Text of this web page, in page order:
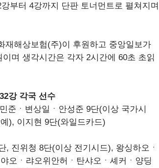
부터 4강까지 단판 토너먼트로 펼쳐지며
재해상보험(주)이 후원하고 중앙일보가
며 생각시간은 각자 2시간에 60초 초읽
강 각국 선수
준ㆍ변상일ㆍ안성준 9단(이상 국가시
), 이지현 9단(와일드카드)
진위청 8단(이상 전기시드), 왕싱하오ㆍ
오ㆍ랴오위안허ㆍ탄샤오ㆍ셰커ㆍ양딩